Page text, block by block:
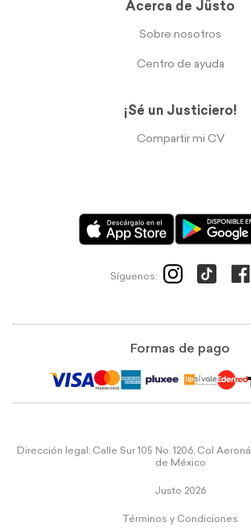
Acerca de Jüsto
Sobre nosotros
Centro de ayuda
¡Sé un Justiciero!
Compartir mi CV
Síguenos:
Formas de pago
Dirección legal: Calle Sur 105 No. 1206, Col
de México
Justo 2026
Términos y Condiciones